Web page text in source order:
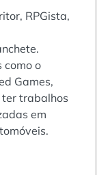
RPGista,
como o
Games,
ter trabalhos
em